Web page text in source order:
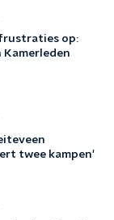
op:
twee kampen'